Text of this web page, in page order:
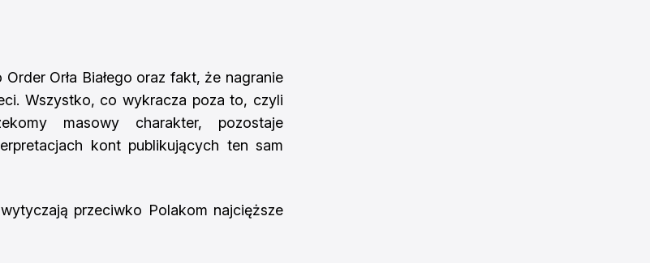
Orła Białego oraz fakt, że nagranie
Wszystko, co wykracza poza to, czyli
masowy charakter, pozostaje
kont publikujących ten sam
przeciwko Polakom najcięższe